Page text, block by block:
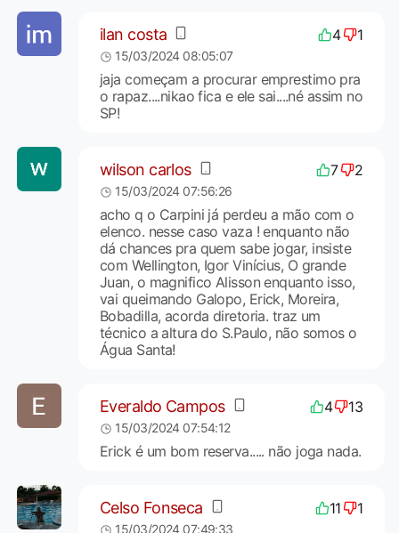
ilan costa 4 1
15/03/2024 08:05:07
jaja começam a procurar emprestimo pra
o rapaz....nikao fica e ele sai....né assim no
SP!
wilson carlos 7 2
15/03/2024 07:56:26
acho q o Carpini já perdeu a mão com o
elenco. nesse caso vaza ! enquanto não
dá chances pra quem sabe jogar, insiste
com Wellington, Igor Vinícius, O grande
Juan, o magnifico Alisson enquanto isso,
vai queimando Galopo, Erick, Moreira,
Bobadilla, acorda diretoria. traz um
técnico a altura do S.Paulo, não somos o
Água Santa!
Everaldo Campos 4 13
15/03/2024 07:54:12
Erick é um bom reserva..... não joga nada.
Celso Fonseca 11 1
15/03/2024 07:49:33